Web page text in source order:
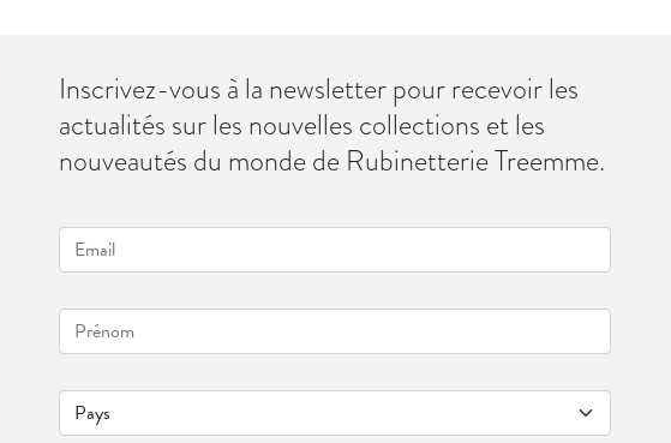
Inscrivez-vous à la newsletter pour recevoir les
actualités sur les nouvelles collections et les
nouveautés du monde de Rubinetterie Treemme.